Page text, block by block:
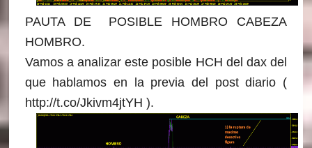
PAUTA DE POSIBLE HOMBRO CABEZA
HOMBRO.
Vamos a analizar este posible HCH del dax del
que hablamos en la previa del post diario (
http://t.co/Jkivm4jtYH ).